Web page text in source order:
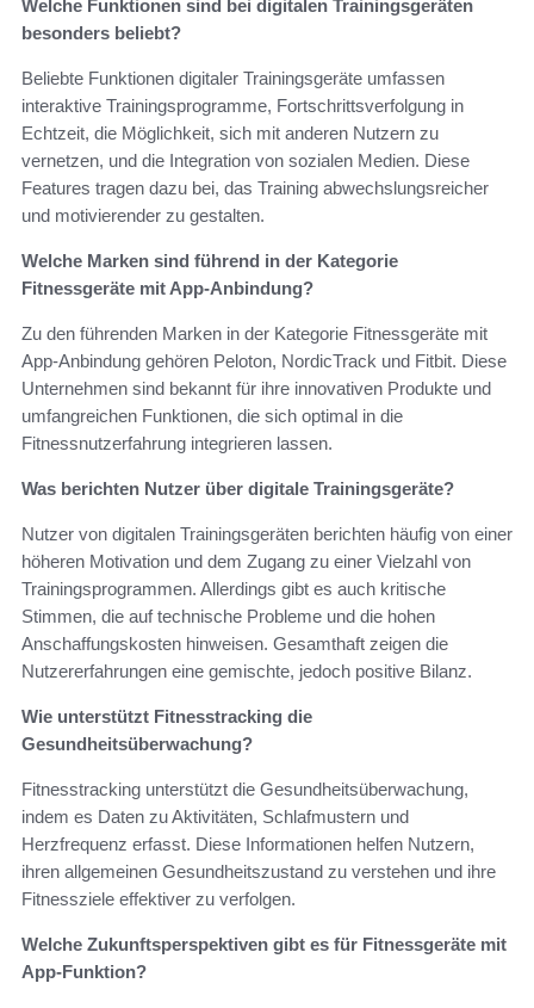
Welche Funktionen sind bei digitalen Trainingsgeräten
besonders beliebt?
Beliebte Funktionen digitaler Trainingsgeräte umfassen
interaktive Trainingsprogramme, Fortschrittsverfolgung in
Echtzeit, die Möglichkeit, sich mit anderen Nutzern zu
vernetzen, und die Integration von sozialen Medien. Diese
Features tragen dazu bei, das Training abwechslungsreicher
und motivierender zu gestalten.
Welche Marken sind führend in der Kategorie
Fitnessgeräte mit App-Anbindung?
Zu den führenden Marken in der Kategorie Fitnessgeräte mit
App-Anbindung gehören Peloton, NordicTrack und Fitbit. Diese
Unternehmen sind bekannt für ihre innovativen Produkte und
umfangreichen Funktionen, die sich optimal in die
Fitnessnutzerfahrung integrieren lassen.
Was berichten Nutzer über digitale Trainingsgeräte?
Nutzer von digitalen Trainingsgeräten berichten häufig von einer
höheren Motivation und dem Zugang zu einer Vielzahl von
Trainingsprogrammen. Allerdings gibt es auch kritische
Stimmen, die auf technische Probleme und die hohen
Anschaffungskosten hinweisen. Gesamthaft zeigen die
Nutzererfahrungen eine gemischte, jedoch positive Bilanz.
Wie unterstützt Fitnesstracking die
Gesundheitsüberwachung?
Fitnesstracking unterstützt die Gesundheitsüberwachung,
indem es Daten zu Aktivitäten, Schlafmustern und
Herzfrequenz erfasst. Diese Informationen helfen Nutzern,
ihren allgemeinen Gesundheitszustand zu verstehen und ihre
Fitnessziele effektiver zu verfolgen.
Welche Zukunftsperspektiven gibt es für Fitnessgeräte mit
App-Funktion?